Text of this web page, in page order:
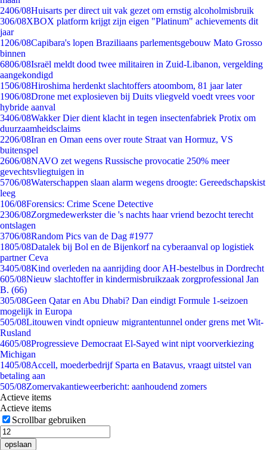
2406/08Huisarts per direct uit vak gezet om ernstig alcoholmisbruik
306/08XBOX platform krijgt zijn eigen "Platinum" achievements dit
jaar
1206/08Capibara's lopen Braziliaans parlementsgebouw Mato Grosso
binnen
6806/08Israël meldt dood twee militairen in Zuid-Libanon, vergelding
aangekondigd
1506/08Hiroshima herdenkt slachtoffers atoombom, 81 jaar later
1906/08Drone met explosieven bij Duits vliegveld voedt vrees voor
hybride aanval
3406/08Wakker Dier dient klacht in tegen insectenfabriek Protix om
duurzaamheidsclaims
2206/08Iran en Oman eens over route Straat van Hormuz, VS
buitenspel
2606/08NAVO zet wegens Russische provocatie 250% meer
gevechtsvliegtuigen in
5706/08Waterschappen slaan alarm wegens droogte: Gereedschapskist
leeg
106/08Forensics: Crime Scene Detective
2306/08Zorgmedewerkster die 's nachts haar vriend bezocht terecht
ontslagen
3706/08Random Pics van de Dag #1977
1805/08Datalek bij Bol en de Bijenkorf na cyberaanval op logistiek
partner Ceva
3405/08Kind overleden na aanrijding door AH-bestelbus in Dordrecht
605/08Nieuw slachtoffer in kindermisbruikzaak zorgprofessional Jan
B. (66)
305/08Geen Qatar en Abu Dhabi? Dan eindigt Formule 1-seizoen
mogelijk in Europa
505/08Litouwen vindt opnieuw migrantentunnel onder grens met Wit-
Rusland
4605/08Progressieve Democraat El-Sayed wint nipt voorverkiezing
Michigan
1405/08Accell, moederbedrijf Sparta en Batavus, vraagt uitstel van
betaling aan
505/08Zomervakantieweerbericht: aanhoudend zomers
Actieve items
Actieve items
Scrollbar gebruiken
opslaan